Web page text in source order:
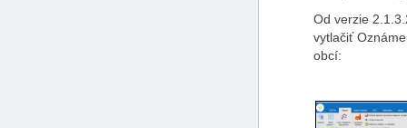
Od verzie
vytlačiť
obcí: